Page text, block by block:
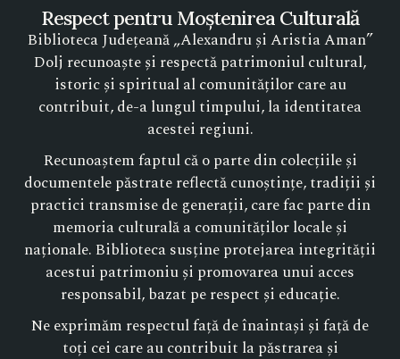
Respect pentru Moștenirea Culturală
Biblioteca Județeană „Alexandru și Aristia Aman”
Dolj recunoaște și respectă patrimoniul cultural,
istoric și spiritual al comunităților care au
contribuit, de-a lungul timpului, la identitatea
acestei regiuni.
Recunoaștem faptul că o parte din colecțiile și
documentele păstrate reflectă cunoștințe, tradiții și
practici transmise de generații, care fac parte din
memoria culturală a comunităților locale și
naționale. Biblioteca susține protejarea integrității
acestui patrimoniu și promovarea unui acces
responsabil, bazat pe respect și educație.
Ne exprimăm respectul față de înaintași și față de
toți cei care au contribuit la păstrarea și